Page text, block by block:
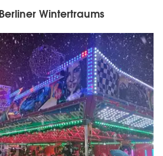
Wintertraums